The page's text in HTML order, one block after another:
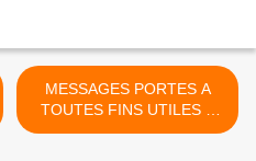
MESSAGES PORTES A
TOUTES FINS UTILES A
LA CONNAISSANCE DE